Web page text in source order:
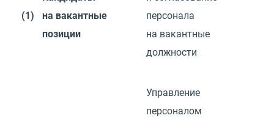
(1)
на вакантные
позиции
персонала
на вакантные
должности
Управление
персоналом